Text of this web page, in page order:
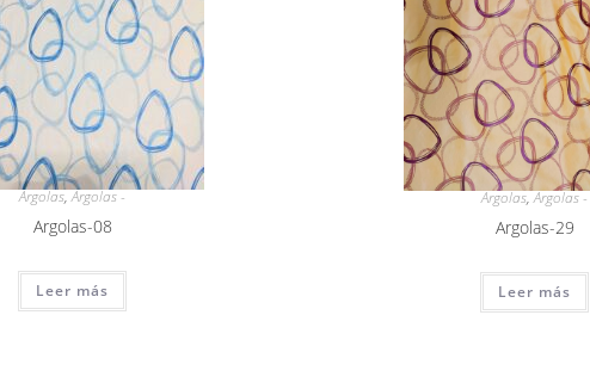
Argolas,Argolas -
Argolas-08
Leer más
Argolas,Argolas -
Argolas-29
Leer más